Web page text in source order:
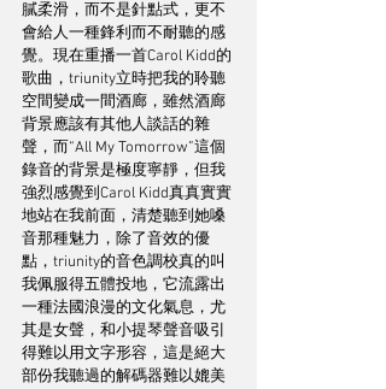
膩柔滑，而不是針點式，更不
會給人一種鋒利而不耐聽的感
覺。現在重播一首Carol Kidd的
歌曲，triunity立時把我的聆聽
空間變成一間酒廊，雖然酒廊
背景應該有其他人談話的雜
聲，而“All My Tomorrow”這個
錄音的背景是極度寧靜，但我
強烈感覺到Carol Kidd真真實實
地站在我前面，清楚聽到她嗓
音那種魅力，除了音效的優
點，triunity的音色調校真的叫
我佩服得五體投地，它流露出
一種法國浪漫的文化氣息，尤
其是女聲，和小提琴聲音吸引
得難以用文字形容，這是絕大
部份我聽過的解碼器難以媲美